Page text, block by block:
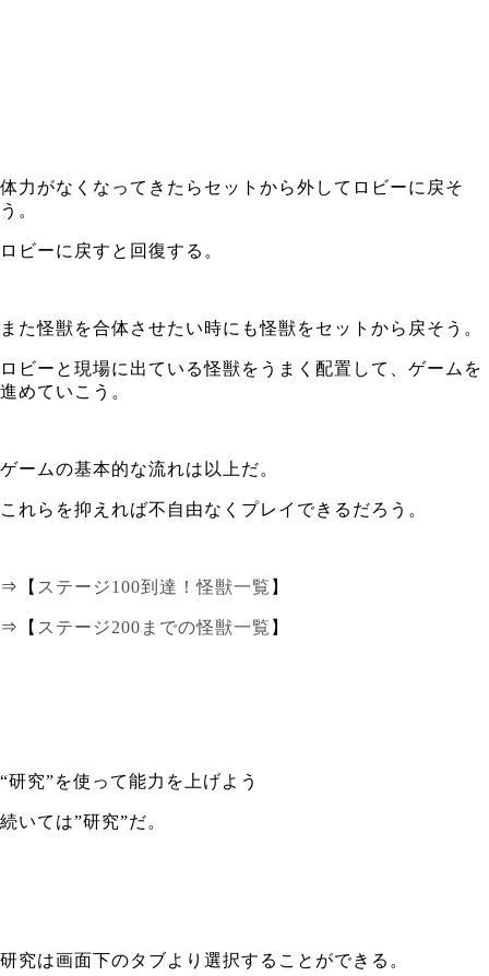
体力がなくなってきたらセットから外してロビーに戻そ
う。
ロビーに戻すと回復する。
また怪獣を合体させたい時にも怪獣をセットから戻そう。
ロビーと現場に出ている怪獣をうまく配置して、ゲームを
進めていこう。
ゲームの基本的な流れは以上だ。
これらを抑えれば不自由なくプレイできるだろう。
⇒【 ステージ100到達！怪獣一覧 】
⇒【 ステージ200までの怪獣一覧 】
“研究”を使って能力を上げよう
続いては”研究”だ。
研究は画面下のタブより選択することができる。